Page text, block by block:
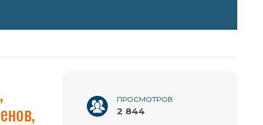
ПРОСМОТРОВ
2 844